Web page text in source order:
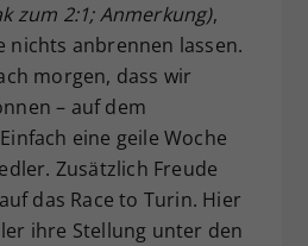
zum 2:1; Anmerkung),
nichts anbrennen lassen.
morgen, dass wir
– auf dem
eine geile Woche
Zusätzlich Freude
das Race to Turin. Hier
ihre Stellung unter den